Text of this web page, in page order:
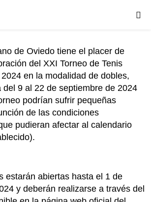
de Oviedo tiene el placer de
del XXI Torneo de Tenis
en la modalidad de dobles,
del 9 al 22 de septiembre de 2024
podrían sufrir pequeñas
de las condiciones
pudieran afectar al calendario
estarán abiertas hasta el 1 de
y deberán realizarse a través del